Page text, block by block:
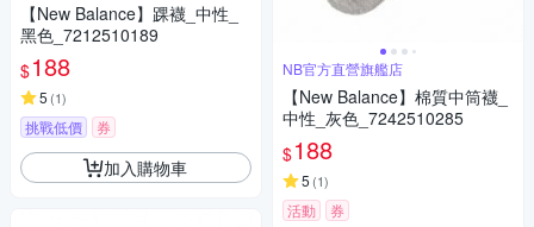
【New Balance】踝襪_中性_
黑色_7212510189
$188
5 (1)
挑戰低價 券
加入購物車
NB官方直營旗艦店
【New Balance】棉質中筒襪_
中性_灰色_7242510285
$188
5 (1)
活動 券